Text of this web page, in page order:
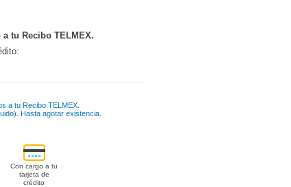
tu Recibo TELMEX.
a tu Recibo TELMEX.
Hasta agotar existencia.
Con cargo a tu
tarjeta de
crédito